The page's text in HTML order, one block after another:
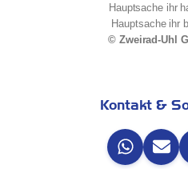
Hauptsache ihr
Hauptsache ihr
© Zweirad-Uhl
Kontakt &